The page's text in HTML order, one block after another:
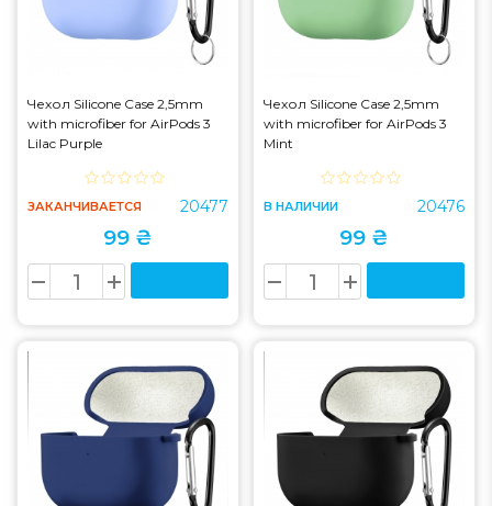
Чехол Silicone Case 2,5mm
with microfiber for AirPods 3
Lilac Purple
ЗАКАНЧИВАЕТСЯ 20477
99 ₴
Чехол Silicone Case 2,5mm
with microfiber for AirPods 3
Mint
В НАЛИЧИИ 20476
99 ₴